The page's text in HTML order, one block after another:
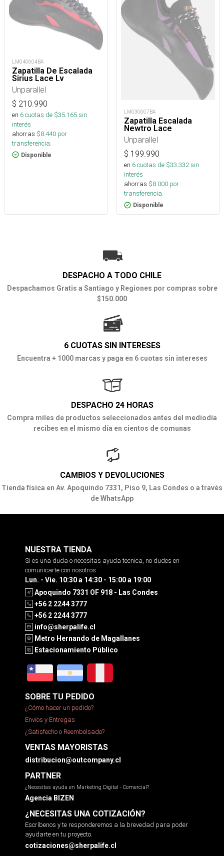
LM040604BA
Zapatilla De Escalada
Sirius Lace Lv
Unparallel
$ 210.990
en 6cuotas de $35.165sin
interés
ahorras $8.440 por
transferencia.
Disponible
LM030607BA
Zapatilla Escalada
Newtro Lace
Unparallel
$ 199.990
en 6cuotas de $33.332sin
interés
ahorras $8.000 por
transferencia.
Disponible
DESPACHO A TODO CHILE
Despachamos Gratis a Santiago y Regiones por compras sobre
$150.000
6 CUOTAS SIN INTERESES
Encuentra + 1000 marcas y paga en 6 cuotas sin intereses
DESPACHO 24 HORAS
Compra miles de productos seleccionados antes del mediodía
recibes en el mismo día en cientos de comunas
CAMBIOS Y DEVOLUCIONES
Tienda física en Av. Apoquindo 7331, Piso 9, Las Condes o a través
de WhatsApp
NUESTRA TIENDA
Si es una duda o necesitas ayuda tecnica, no dudes en
comunicarte con nosotros
Lun. - Vie. 10:30 a 14:30 - 15:00 a 19:00
Apoquindo 7331 OF 918 - Las Condes
+56 2 2244 3777
+56 2 2244 3777
info@sherpalife.cl
Metro Hernando de Magallanes
Estacionamiento Público
SOBRE TU PEDIDO
¿Cómo hacer un pedido?
Envíos y Entregas
¿Satisfecho o Reembolsado?
VENTAS MAYORISTAS
distribucion@outcompany.cl
PARTNER
¿Necesitas ayuda en Marketing Digital - Comercial?
Agencia BIZEN
¿NECESITAS UNA COTIZACIÓN?
Escríbenos y te responderemos a la brevedad para poder
ayudarte en tu proyecto.
cotizaciones@sherpalife.cl